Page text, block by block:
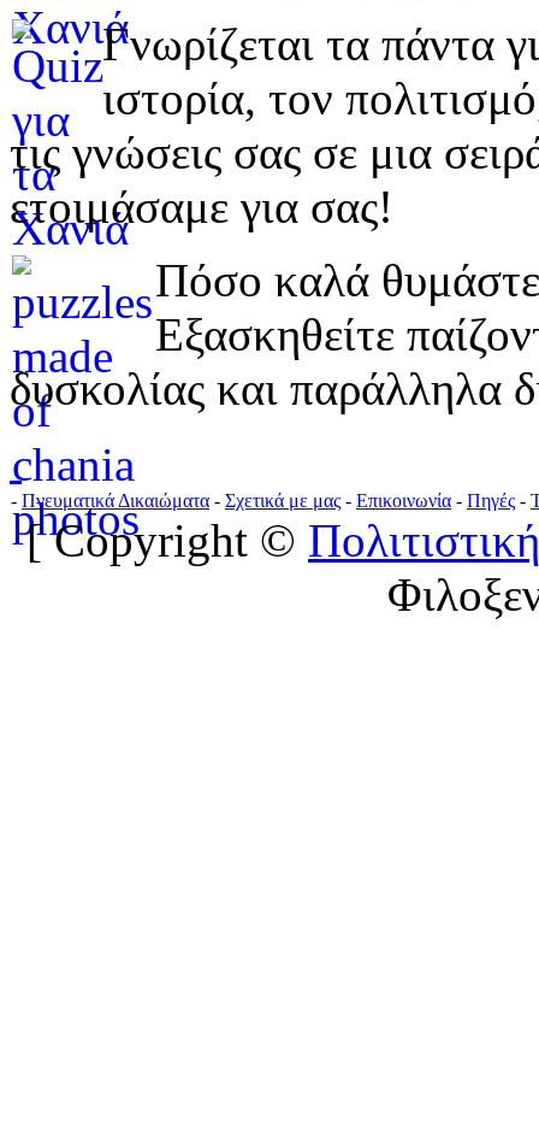
Γνωρίζεται τα πάντα
ιστορία, τον
τις γνώσεις σας σε μια
ετοιμάσαμε για σας!
Πόσο καλά
Εξασκηθείτε
δυσκολίας και παράλληλα
- Πνευματικά Δικαιώματα - Σχετικά με μας - Επικοινωνία - Πηγές -
[ Copyright ©